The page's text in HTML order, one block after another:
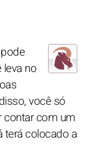
no
você só
contar com um
terá colocado a